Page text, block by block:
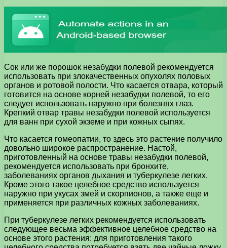
Сок или же порошок незабудки полевой рекомендуется
использовать при злокачественных опухолях половых
органов и ротовой полости. Что касается отвара, который
готовится на основе корней незабудки полевой, то его
следует использовать наружно при болезнях глаз.
Крепкий отвар травы незабудки полевой используется
для ванн при сухой экземе и при кожных сыпях.
Что касается гомеопатии, то здесь это растение получило
довольно широкое распространение. Настой,
приготовленный на основе травы незабудки полевой,
рекомендуется использовать при бронхите,
заболеваниях органов дыхания и туберкулезе легких.
Кроме этого такое целебное средство используется
наружно при укусах змей и скорпионов, а также еще и
применяется при различных кожных заболеваниях.
При туберкулезе легких рекомендуется использовать
следующее весьма эффективное целебное средство на
основе этого растения: для приготовления такого